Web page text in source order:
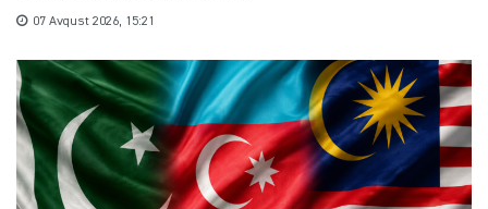
07 Avqust 2026, 15:21